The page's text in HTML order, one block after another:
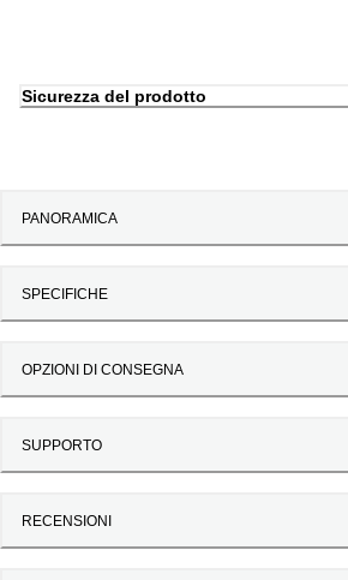
Sicurezza del prodotto
PANORAMICA
SPECIFICHE
OPZIONI DI CONSEGNA
SUPPORTO
RECENSIONI